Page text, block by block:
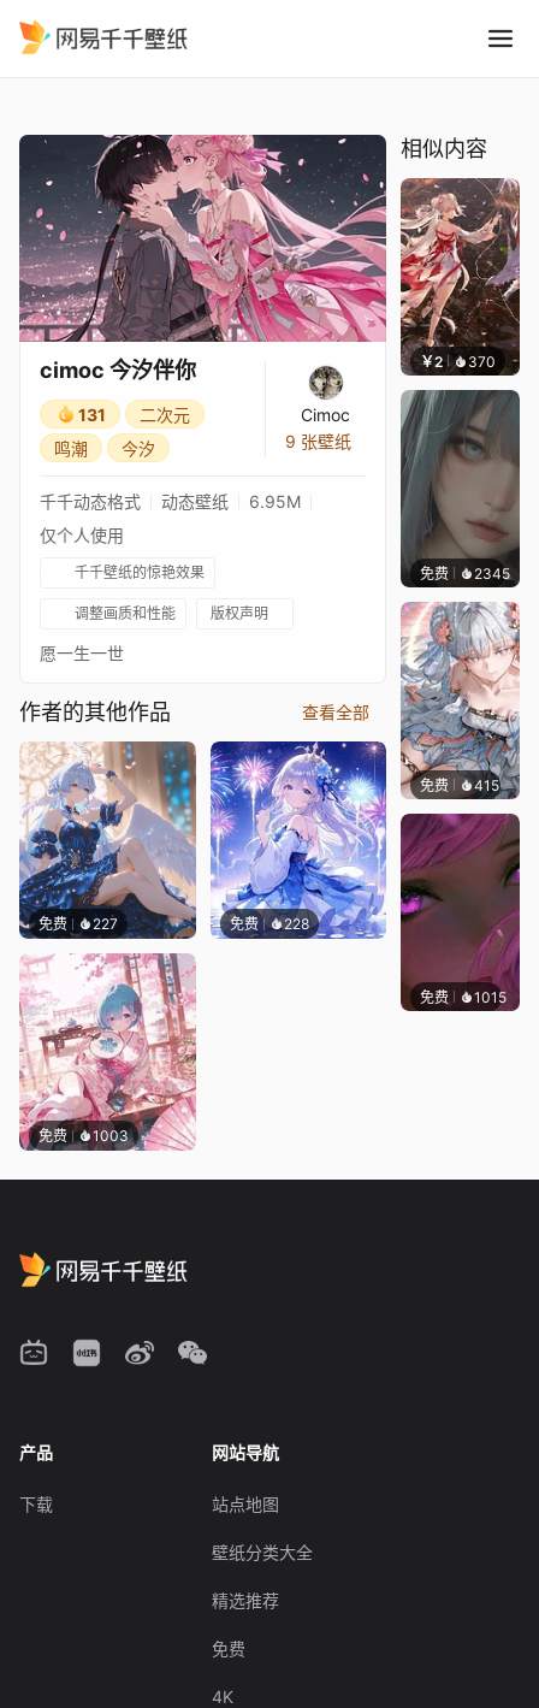
cimoc 今汐伴你
131
二次元
鸣潮
今汐
Cimoc
9 张壁纸
千千动态格式 动态壁纸
6.95M
仅个人使用
千千壁纸的惊艳效果
调整画质和性能 版权声明
愿一生一世
作者的其他作品 查看全部
免费 227 免费 228
免费 1003
相似内容
￥2 370 冷鸟
免费 2345辰东
免费 415立志
免费 1015辰东
产品
下载
网站导航
站点地图
壁纸分类大全
精选推荐
免费
4K